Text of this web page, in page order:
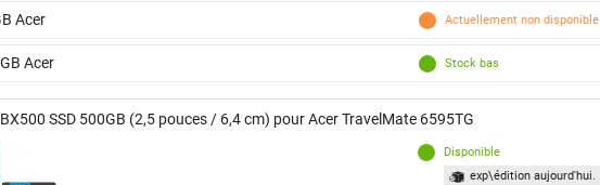
Acer Actuellement non disponible
Acer Stock bas
SSD 500GB (2,5 pouces / 6,4 cm) pour Acer TravelMate 6595TG
Disponible
exp\édition aujourd'hui.